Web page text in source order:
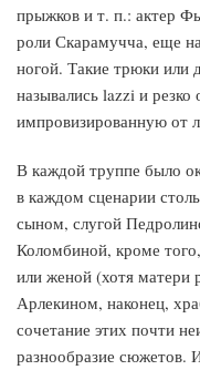
прыжков и т. п.: актер
роли Скарамучча, еще
ногой. Такие трюки или
назывались lazzi и
импровизированную от
В каждой труппе было
в каждом сценарии
сыном, слугой
Коломбиной, кроме
или женой (хотя матери
Арлекином, наконец,
сочетание этих почти
разнообразие сюжетов.